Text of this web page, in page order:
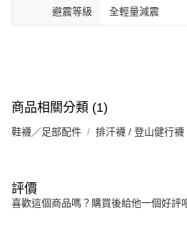
避震等級 全輕量減震
商品相關分類 (1)
鞋襪／足部配件 排汗襪 / 登山健行襪
評價
喜歡這個商品嗎？購買後給他一個好評